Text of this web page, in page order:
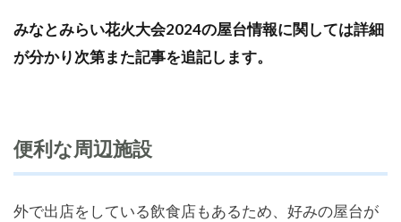
みなとみらい花火大会2024の屋台情報に関しては詳細
が分かり次第また記事を追記します。
便利な周辺施設
外で出店をしている飲食店もあるため、好みの屋台が